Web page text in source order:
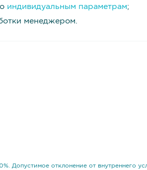
индивидуальным параметрам;
менеджером.
Допустимое отклонение от внутреннего